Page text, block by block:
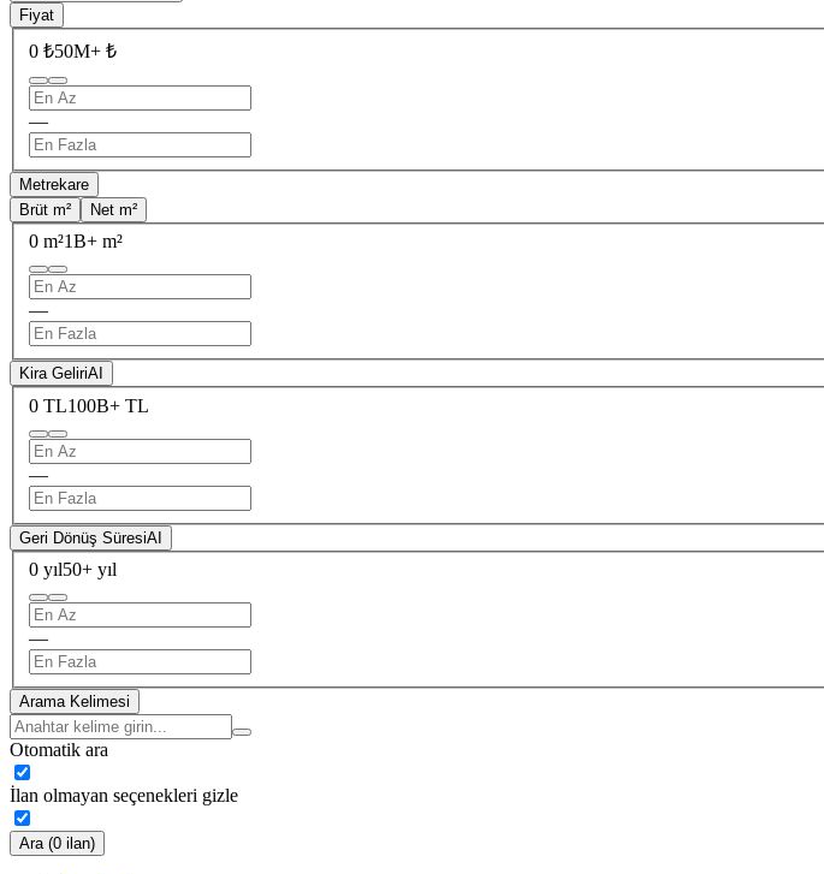
Fiyat
0 ₺50M+ ₺
—
Metrekare
Brüt m²
Net m²
0 m²1B+ m²
—
Kira GeliriAI
0 TL100B+ TL
—
Geri Dönüş SüresiAI
0 yıl50+ yıl
—
Arama Kelimesi
Otomatik ara
İlan olmayan seçenekleri gizle
Ara (0 ilan)